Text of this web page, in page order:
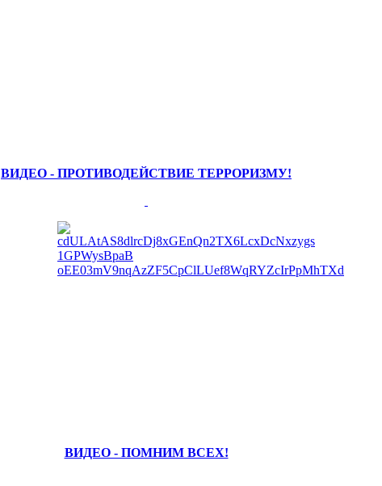
ВИДЕО - ПРОТИВОДЕЙСТВИЕ ТЕРРОРИЗМУ!
ВИДЕО - ПОМНИМ ВСЕХ!